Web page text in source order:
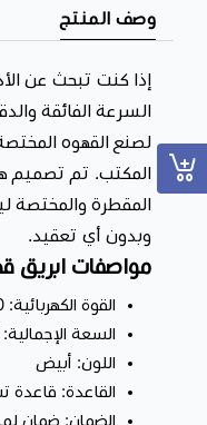
صُممت لتحمل
​اجعل من تحضير قهوتك
كهربائي لصنع القهوه
غنية ولا تُقاوم مع كل رشفة!
وصف المنتج
​إذا كنت تبحث عن
السرعة الفائقة
لصنع القهوه
المكتب. تم تصميم
المقطرة والمختصة
وبدون أي تعقيد.
​مواصفات ابريق
​القوة الكهربائية: 1000 واط لتسخين فائق السرعة
​السعة الإجمالية: 1000 مل (1 لتر)
​اللون: أبيض
​القاعدة: